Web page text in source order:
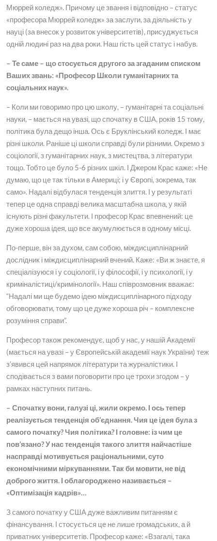
Мюррей коледж». Причому це звання і відповідно – статус
«професора Мюррей коледж» за заслуги, за діяльність у
науці (за внесок у розвиток університетів), присуджується
одній людині раз на два роки. Наш гість цей статус і набув.
– Те саме – що стосується другого за згаданим списком
Ваших звань: «Професор Школи гуманітарних та
соціальних наук».
– Коли ми говоримо про цю школу, – гуманітарні та соціальні
науки, – мається на увазі, що спочатку в США, років 15 тому,
політика була дещо інша. Ось є Бруклінський коледж. І має
різні школи. Раніше ці школи справді були різними. Окремо з
соціології, з гуманітарних наук, з мистецтва, з літератури
тощо. Тобто це було 5-6 різних шкіл. І Джером Крас каже: «Не
думаю, що це так тільки в Америці; і у Європі, зокрема, так
само». Надалі відбулася тенденція злиття. І у результаті
тепер це одна справді велика масштабна школа, у якій
існують різні факультети. І професор Крас впевнений: це
дуже хороша ідея, що все акумулюється в одному місці.
По-перше, він за духом, сам собою, міждисциплінарний
дослідник і міждисциплінарний вчений. Каже: «Ви ж знаєте, я
спеціалізуюся і у соціології, і у філософії, і у психології, і у
криміналістиці/кримінології». Наш співрозмовник вважає:
“Надалі ми ще будемо ідею міждисциплінарного підходу
обговорювати, тому що це дуже хороша річ – комплексне
розуміння справи”.
Професор також рекомендує, щоб у нас, у нашій Академії
(мається на увазі – у Європейській академії наук України) теж
з’явився цей напрямок літератури та журналістики. І
сподівається з вами поговорити про це трохи згодом – у
рамках наступних питань.
– Спочатку вони, галузі ці, жили окремо. І ось тепер
реалізується тенденція об’єднання. Чия це ідея була з
самого початку? Чия політика? І головне: із чим це
пов’язано? У нас тенденція такого злиття найчастіше
насправді мотивується раціональними, суто
економічними міркуваннями. Так би мовити, не від
доброго життя. І облагороджено називається –
«Оптимізація кадрів»…
З самого початку у США дуже важливим питанням є
фінансування. І стосується це не лише громадських, а й
приватних університетів. Професор каже: «Взагалі, така